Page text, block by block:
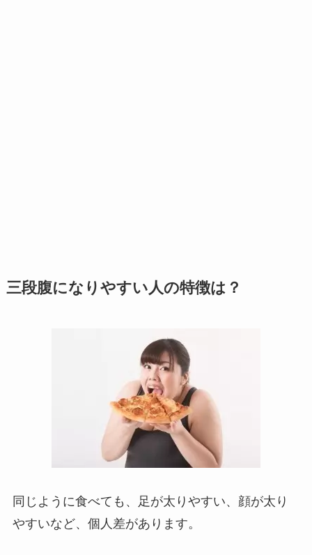
三段腹になりやすい人の特徴は？
同じように食べても、足が太りやすい、顔が太り
やすいなど、個人差があります。